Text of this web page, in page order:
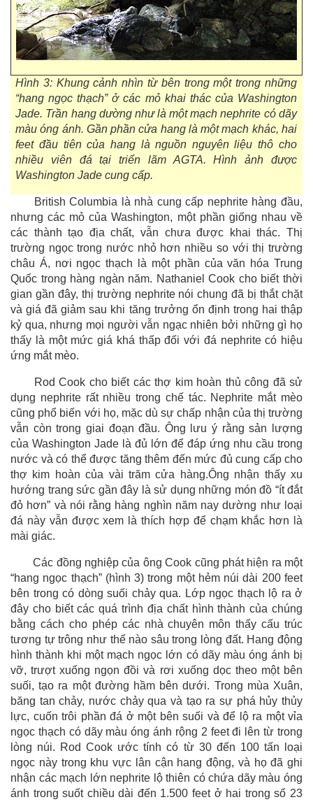
Hình 3: Khung cảnh nhìn từ bên trong một trong những
“hang ngọc thạch” ở các mỏ khai thác của Washington
Jade. Trần hang dường như là một mạch nephrite có dãy
màu óng ánh. Gần phần cửa hang là một mạch khác, hai
feet đầu tiên của hang là nguồn nguyên liệu thô cho
nhiều viên đá tại triển lãm AGTA. Hình ảnh được
Washington Jade cung cấp.
British Columbia là nhà cung cấp nephrite hàng đầu,
nhưng các mỏ của Washington, một phần giống nhau về
các thành tạo địa chất, vẫn chưa được khai thác. Thị
trường ngọc trong nước nhỏ hơn nhiều so với thị trường
châu Á, nơi ngọc thạch là một phần của văn hóa Trung
Quốc trong hàng ngàn năm. Nathaniel Cook cho biết thời
gian gần đây, thị trường nephrite nói chung đã bị thắt chặt
và giá đã giảm sau khi tăng trưởng ổn định trong hai thập
kỷ qua, nhưng mọi người vẫn ngạc nhiên bởi những gì họ
thấy là một mức giá khá thấp đối với đá nephrite có hiệu
ứng mắt mèo.
Rod Cook cho biết các thợ kim hoàn thủ công đã sử
dụng nephrite rất nhiều trong chế tác. Nephrite mắt mèo
cũng phổ biến với họ, mặc dù sự chấp nhận của thị trường
vẫn còn trong giai đoạn đầu. Ông lưu ý rằng sản lượng
của Washington Jade là đủ lớn để đáp ứng nhu cầu trong
nước và có thể được tăng thêm đến mức đủ cung cấp cho
thợ kim hoàn của vài trăm cửa hàng.Ông nhận thấy xu
hướng trang sức gần đây là sử dụng những món đồ “ít đắt
đỏ hơn” và nói rằng hàng nghìn năm nay dường như loại
đá này vẫn được xem là thích hợp để chạm khắc hơn là
mài giác.
Các đồng nghiệp của ông Cook cũng phát hiện ra một
“hang ngọc thạch” (hình 3) trong một hẻm núi dài 200 feet
bên trong có dòng suối chảy qua. Lớp ngọc thạch lộ ra ở
đây cho biết các quá trình địa chất hình thành của chúng
bằng cách cho phép các nhà chuyên môn thấy cấu trúc
tương tự trông như thế nào sâu trong lòng đất. Hang động
hình thành khi một mạch ngọc lớn có dãy màu óng ánh bị
vỡ, trượt xuống ngọn đồi và rơi xuống dọc theo một bên
suối, tạo ra một đường hầm bên dưới. Trong mùa Xuân,
băng tan chảy, nước chảy qua và tạo ra sự phá hủy thủy
lực, cuốn trôi phần đá ở một bên suối và để lộ ra một vỉa
ngọc thạch có dãy màu óng ánh rộng 2 feet đi lên từ trong
lòng núi. Rod Cook ước tính có từ 30 đến 100 tấn loại
ngọc này trong khu vực lân cận hang động, và họ đã ghi
nhận các mạch lớn nephrite lộ thiên có chứa dãy màu óng
ánh trong suốt chiều dài đến 1.500 feet ở hai trong số 23